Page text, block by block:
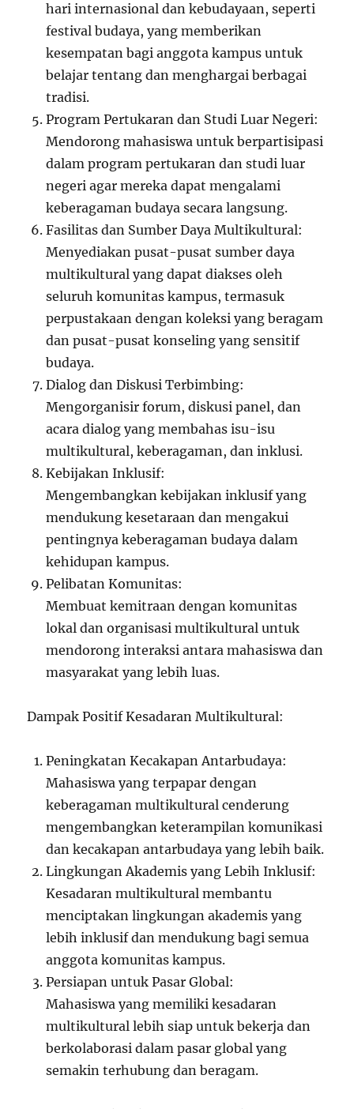
hari internasional dan kebudayaan, seperti
festival budaya, yang memberikan
kesempatan bagi anggota kampus untuk
belajar tentang dan menghargai berbagai
tradisi.
Program Pertukaran dan Studi Luar Negeri:
Mendorong mahasiswa untuk berpartisipasi
dalam program pertukaran dan studi luar
negeri agar mereka dapat mengalami
keberagaman budaya secara langsung.
Fasilitas dan Sumber Daya Multikultural:
Menyediakan pusat-pusat sumber daya
multikultural yang dapat diakses oleh
seluruh komunitas kampus, termasuk
perpustakaan dengan koleksi yang beragam
dan pusat-pusat konseling yang sensitif
budaya.
Dialog dan Diskusi Terbimbing:
Mengorganisir forum, diskusi panel, dan
acara dialog yang membahas isu-isu
multikultural, keberagaman, dan inklusi.
Kebijakan Inklusif:
Mengembangkan kebijakan inklusif yang
mendukung kesetaraan dan mengakui
pentingnya keberagaman budaya dalam
kehidupan kampus.
Pelibatan Komunitas:
Membuat kemitraan dengan komunitas
lokal dan organisasi multikultural untuk
mendorong interaksi antara mahasiswa dan
masyarakat yang lebih luas.
Dampak Positif Kesadaran Multikultural:
Peningkatan Kecakapan Antarbudaya:
Mahasiswa yang terpapar dengan
keberagaman multikultural cenderung
mengembangkan keterampilan komunikasi
dan kecakapan antarbudaya yang lebih baik.
Lingkungan Akademis yang Lebih Inklusif:
Kesadaran multikultural membantu
menciptakan lingkungan akademis yang
lebih inklusif dan mendukung bagi semua
anggota komunitas kampus.
Persiapan untuk Pasar Global:
Mahasiswa yang memiliki kesadaran
multikultural lebih siap untuk bekerja dan
berkolaborasi dalam pasar global yang
semakin terhubung dan beragam.